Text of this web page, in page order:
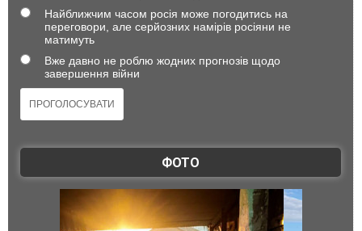
Найближчим часом росія може погодитись на
переговори, але серйозних намірів росіяни не
матимуть
Вже давно не роблю жодних прогнозів щодо
завершення війни
ФОТО